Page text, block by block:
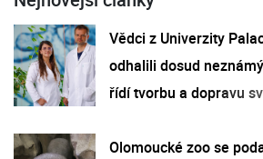
Vědci z Univerzity
odhalili dosud
řídí tvorbu a dopravu
Olomoucké zoo se